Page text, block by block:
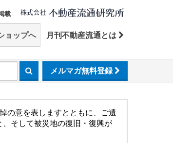
載
ョップへ 月刊不動産流通とは
メルマガ無料登録
の意を表しますとともに、ご遺
そして被災地の復旧・復興が